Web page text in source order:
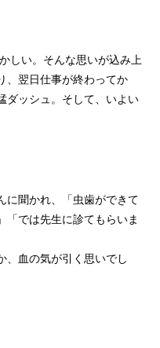
しい。そんな思いが込み上
、翌日仕事が終わってか
ダッシュ。そして、いよい
に聞かれ、「虫歯ができて
では先生に診てもらいま
、血の気が引く思いでし